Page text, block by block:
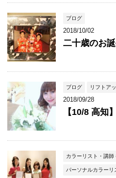
ブログ
2018/10/02
二十歳のお
ブログ リフトア
2018/09/28
【10/8 高知
カラーリスト・講師
パーソナルカラーリ